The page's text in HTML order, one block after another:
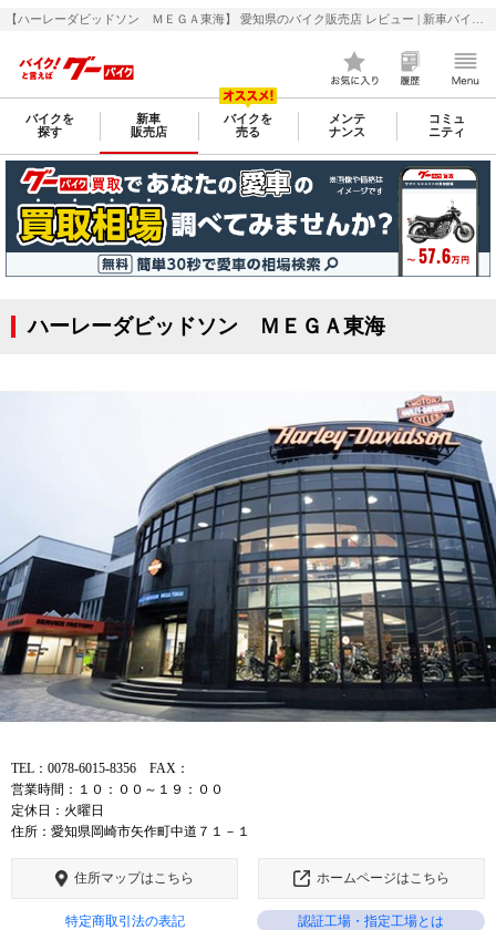
バイクを
探す
新車
販売店
バイクを
売る
メンテ
ナンス
コミュ
ニティ
ハーレーダビッドソン ＭＥＧＡ東海
TEL：0078-6015-8356 FAX：
営業時間：１０：００～１９：００
定休日：火曜日
住所：愛知県岡崎市矢作町中道７１－１
住所マップはこちら ホームページはこちら
特定商取引法の表記 認証工場・指定工場とは